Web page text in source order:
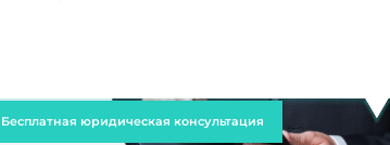
Бесплатная юридическая консультация